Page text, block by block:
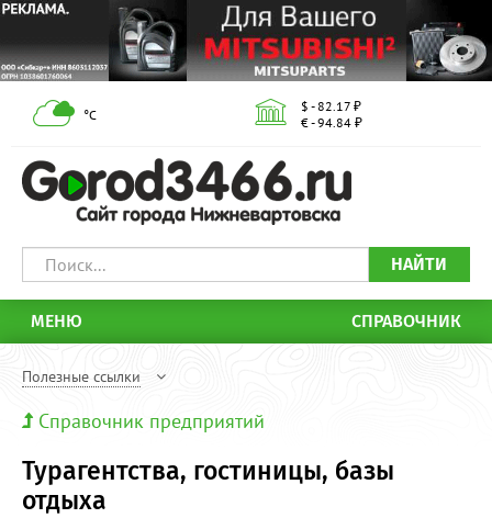
°С
$ - 82.17 ₽
€ - 94.84 ₽
НАЙТИ
МЕНЮ СПРАВОЧНИК
Полезные ссылки
Справочник предприятий
Турагентства, гостиницы, базы
отдыха